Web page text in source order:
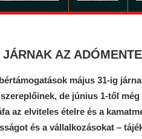
AZ
május 31-ig
de június 1-től
az elviteles ételre és a
és a vállalkozásokat –